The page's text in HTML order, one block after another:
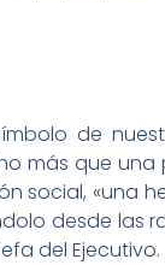
de
más que
social, «una
desde las
del Ejecutivo.